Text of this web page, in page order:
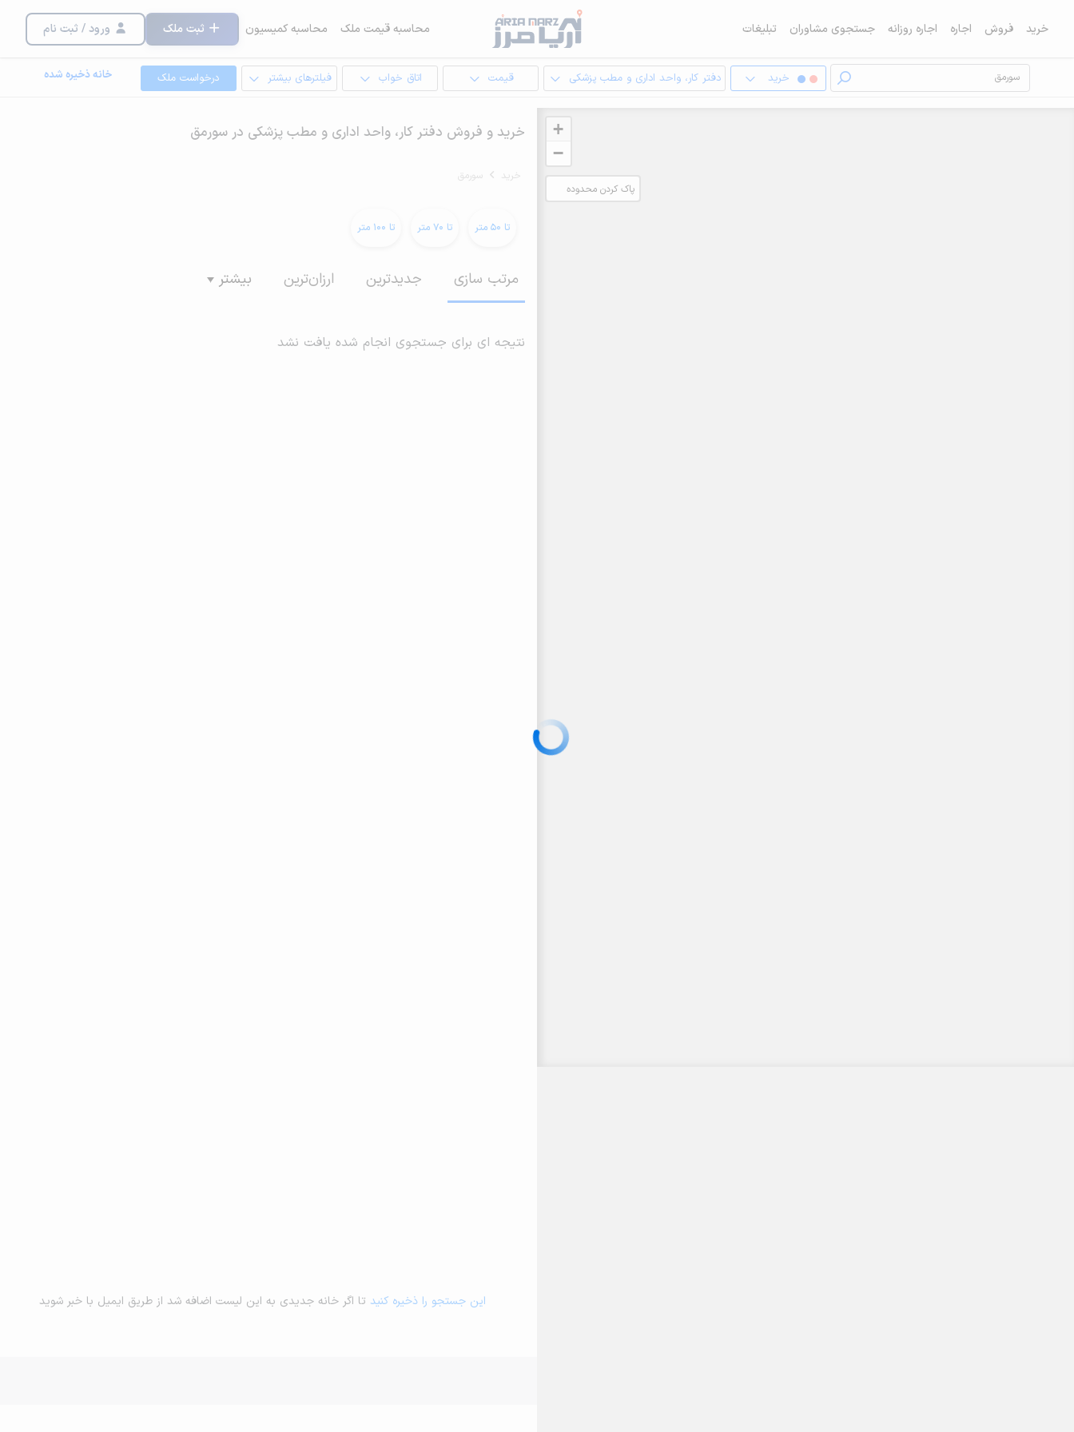
خرید فروش اجاره اجاره روزانه جستجوی مشاوران تبلیغات محاسبه قیمت ملک محاسبه کمیسیون ثبت ملک ورود / ثبت نام
خرید دفتر کار، واحد اداری و مطب پزشکی قیمت اتاق خواب فیلترهای بیشتر درخواست ملک خانه ذخیره شده
+
−
پاک کردن محدوده
خرید و فروش دفتر کار، واحد اداری و مطب پزشکی در سورمق
خرید سورمق
تا 50 متر تا 70 متر تا 100 متر
مرتب سازی جدیدترین ارزان‌ترین بیشتر
نتیجه ای برای جستجوی انجام شده یافت نشد
این جستجو را ذخیره کنید تا اگر خانه جدیدی به این لیست اضافه شد از طریق ایمیل با خبر شوید